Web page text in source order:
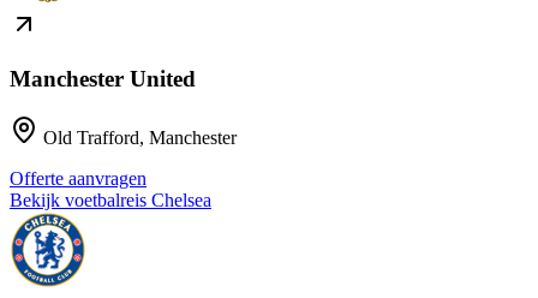
Manchester United
Old Trafford, Manchester
Offerte aanvragen
Bekijk voetbalreis Chelsea